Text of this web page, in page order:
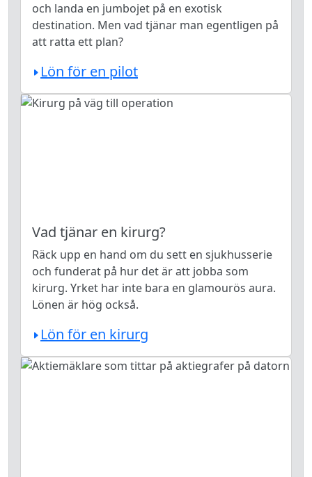
och landa en jumbojet på en exotisk
destination. Men vad tjänar man egentligen på
att ratta ett plan?
Lön för en pilot
Vad tjänar en kirurg?
Räck upp en hand om du sett en sjukhusserie
och funderat på hur det är att jobba som
kirurg. Yrket har inte bara en glamourös aura.
Lönen är hög också.
Lön för en kirurg